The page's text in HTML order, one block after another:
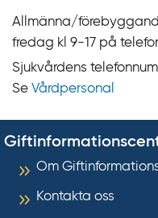
Allmänna/
fredag kl 9‍‍-17 på
Sjukvårdens
Se Vårdpersonal
Om
Kontakta oss